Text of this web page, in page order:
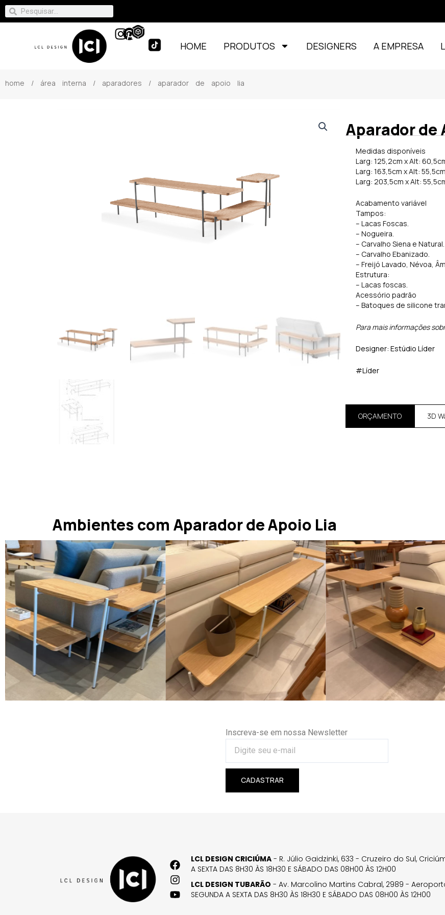
HOME PRODUTOS DESIGNERS A EMPRESA
home / área interna / aparadores / aparador de apoio lia
Aparador de
Medidas disponíveis
Larg: 125,2cm x Alt:
Larg: 163,5cm x Alt:
Larg: 203,5cm x Alt:
Acabamento variável
Tampos:
– Lacas Foscas.
– Nogueira.
– Carvalho Siena e Natural.
– Carvalho Ebanizado.
– Freijó Lavado, Névoa,
Estrutura:
– Lacas foscas.
Acessório padrão
– Batoques de silicone
Para mais informações
Designer: Estúdio Líder
#Líder
ORÇAMENTO 3D
Ambientes com Aparador de Apoio Lia
Inscreva-se em nossa Newsletter
CADASTRAR
LCL DESIGN CRICIÚMA - R. Júlio Gaidzinki, 633 - Cruzeiro do Sul,
A SEXTA DAS 8H30 ÀS 18H30 E SÁBADO DAS 08H00 ÀS 12H00
LCL DESIGN TUBARÃO - Av. Marcolino Martins Cabral, 2989 -
SEGUNDA A SEXTA DAS 8H30 ÀS 18H30 E SÁBADO DAS 08H00 ÀS 12H00